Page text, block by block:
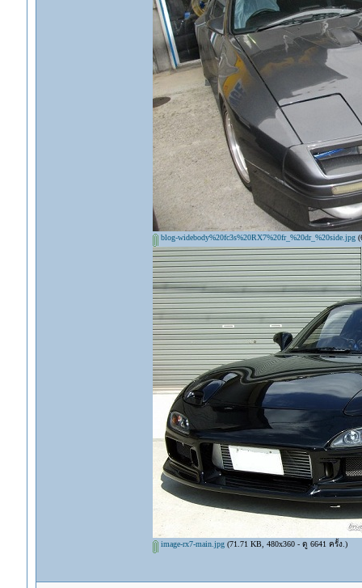
blog-widebody%20fc3s%20RX7%20fr_%20dr_%20side.jpg
image-rx7-main.jpg(71.71 KB, 480x360 - ดู 6641 ครั้ง.)